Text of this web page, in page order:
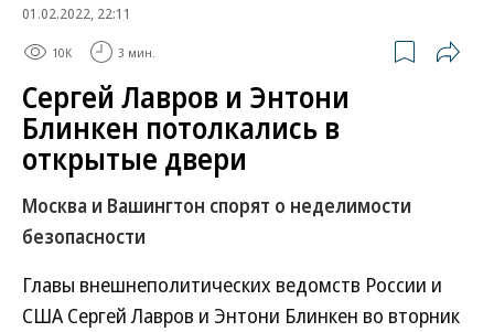
01.02.2022, 22:11
10K 3 мин.
Сергей Лавров и Энтони
Блинкен потолкались в
открытые двери
Москва и Вашингтон спорят о неделимости
безопасности
Главы внешнеполитических ведомств России и
США Сергей Лавров и Энтони Блинкен во вторник